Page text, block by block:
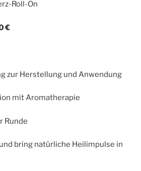
Roll-On
€
zur Herstellung und Anwendung
mit Aromatherapie
Runde
bring natürliche Heilimpulse in